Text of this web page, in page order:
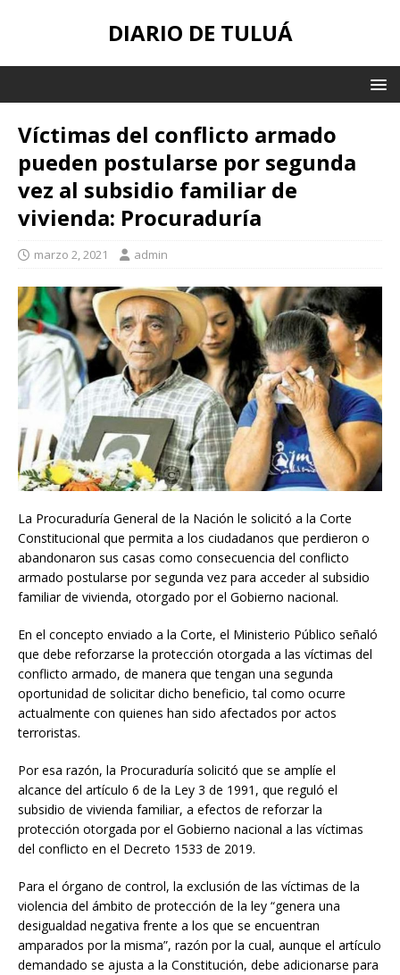
DIARIO DE TULUÁ
Víctimas del conflicto armado
pueden postularse por segunda
vez al subsidio familiar de
vivienda: Procuraduría
marzo 2, 2021 admin
La Procuraduría General de la Nación le solicitó a la Corte
Constitucional que permita a los ciudadanos que perdieron o
abandonaron sus casas como consecuencia del conflicto
armado postularse por segunda vez para acceder al subsidio
familiar de vivienda, otorgado por el Gobierno nacional.
En el concepto enviado a la Corte, el Ministerio Público señaló
que debe reforzarse la protección otorgada a las víctimas del
conflicto armado, de manera que tengan una segunda
oportunidad de solicitar dicho beneficio, tal como ocurre
actualmente con quienes han sido afectados por actos
terroristas.
Por esa razón, la Procuraduría solicitó que se amplíe el
alcance del artículo 6 de la Ley 3 de 1991, que reguló el
subsidio de vivienda familiar, a efectos de reforzar la
protección otorgada por el Gobierno nacional a las víctimas
del conflicto en el Decreto 1533 de 2019.
Para el órgano de control, la exclusión de las víctimas de la
violencia del ámbito de protección de la ley “genera una
desigualdad negativa frente a los que se encuentran
amparados por la misma”, razón por la cual, aunque el artículo
demandado se ajusta a la Constitución, debe adicionarse para